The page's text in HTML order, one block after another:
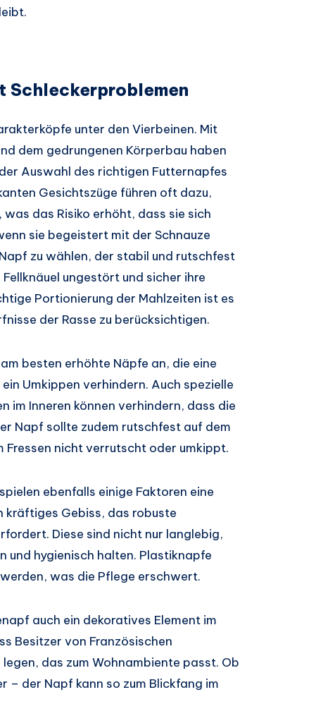
Schleckerproblemen
unter den Vierbeinen. Mit
dem gedrungenen Körperbau haben
Auswahl des richtigen Futternapfes
Gesichtszüge führen oft dazu,
das Risiko erhöht, dass sie sich
sie begeistert mit der Schnauze
zu wählen, der stabil und rutschfest
ungestört und sicher ihre
Portionierung der Mahlzeiten ist es
der Rasse zu berücksichtigen.
besten erhöhte Näpfe an, die eine
Umkippen verhindern. Auch spezielle
im Inneren können verhindern, dass die
Napf sollte zudem rutschfest auf dem
Fressen nicht verrutscht oder umkippt.
ebenfalls einige Faktoren eine
kräftiges Gebiss, das robuste
Diese sind nicht nur langlebig,
und hygienisch halten. Plastiknapfe
was die Pflege erschwert.
auch ein dekoratives Element im
Besitzer von Französischen
das zum Wohnambiente passt. Ob
– der Napf kann so zum Blickfang im